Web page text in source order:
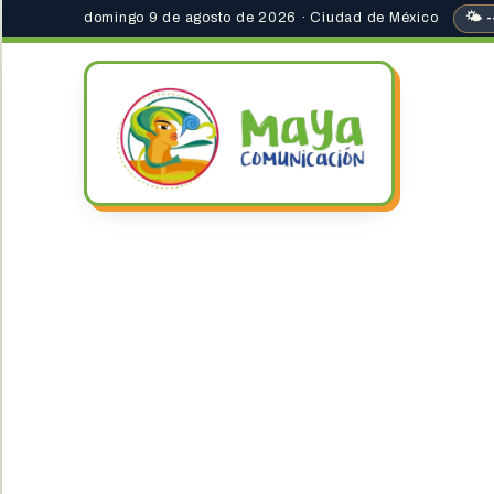
domingo 9 de agosto de 2026 · Ciudad de México 🌤